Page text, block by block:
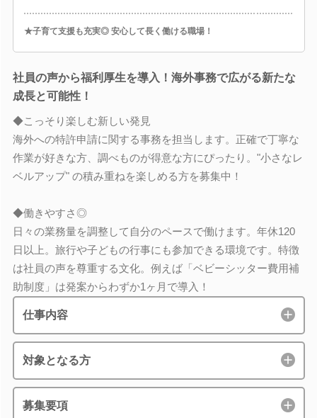
★子育て支援も充実◎ 安心して長く働ける職場！
社員の声から福利厚生を導入！海外事務で広がる新たな
成長と可能性！
◆こっそり楽しむ新しい発見
海外への特許申請に関する事務を担当します。正確で丁寧な
作業が好きな方、調べものが得意な方にぴったり。"小さなレ
ベルアップ" の積み重ねを楽しめる方を募集中！
◆働きやすさ◎
日々の業務量を調整して自分のペースで働けます。年休120
日以上。旅行や子どもの行事にも参加できる環境です。特徴
は社員の声を尊重する文化。例えば「ベビーシッター費用補
助制度」は発案からわずか1ヶ月で導入！
仕事内容
対象となる方
募集要項